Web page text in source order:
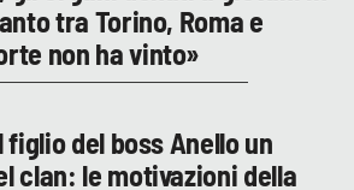
tra Torino, Roma e
non ha vinto»
figlio del boss Anello un
clan: le motivazioni della